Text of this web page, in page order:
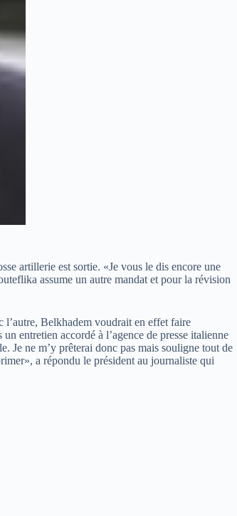
artillerie est sortie. «Je vous le dis encore une
assume un autre mandat et pour la révision
l’autre, Belkhadem voudrait en effet faire
entretien accordé à l’agence de presse italienne
Je ne m’y prêterai donc pas mais souligne tout de
a répondu le président au journaliste qui